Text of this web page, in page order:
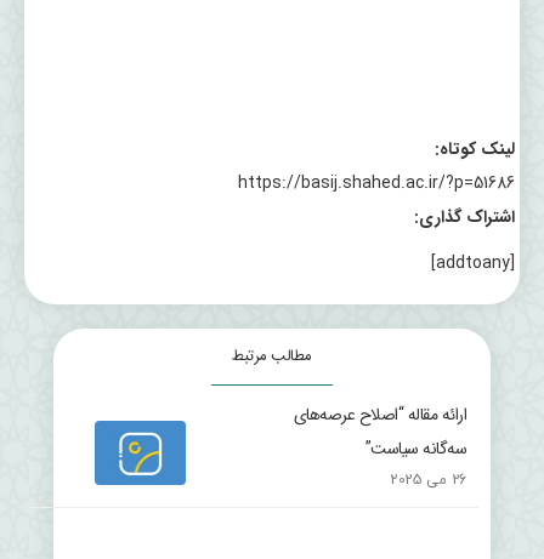
لینک کوتاه:
https://basij.shahed.ac.ir/?p=51686
اشتراک گذاری:
[addtoany]
مطالب مرتبط
ارائه مقاله “اصلاح عرصه‌های
سه‌گانه سیاست”
26 می 2025